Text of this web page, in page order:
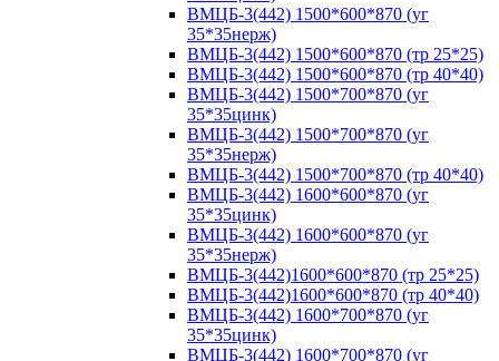
ВМЦБ-3(442) 1500*600*870 (уг
35*35нерж)
ВМЦБ-3(442) 1500*600*870 (тр 25*25)
ВМЦБ-3(442) 1500*600*870 (тр 40*40)
ВМЦБ-3(442) 1500*700*870 (уг
35*35цинк)
ВМЦБ-3(442) 1500*700*870 (уг
35*35нерж)
ВМЦБ-3(442) 1500*700*870 (тр 40*40)
ВМЦБ-3(442) 1600*600*870 (уг
35*35цинк)
ВМЦБ-3(442) 1600*600*870 (уг
35*35нерж)
ВМЦБ-3(442)1600*600*870 (тр 25*25)
ВМЦБ-3(442)1600*600*870 (тр 40*40)
ВМЦБ-3(442) 1600*700*870 (уг
35*35цинк)
ВМЦБ-3(442) 1600*700*870 (уг